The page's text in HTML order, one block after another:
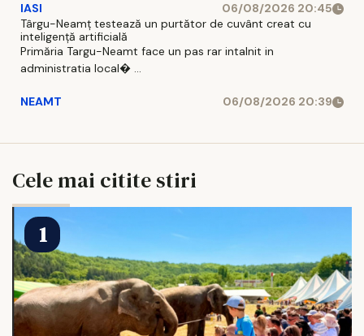
IASI
06/08/2026 20:45
Târgu-Neamț testează un purtător de cuvânt creat cu
inteligență artificială
Primăria Targu-Neamt face un pas rar intalnit in
administratia local� ...
NEAMT 06/08/2026 20:39
Cele mai citite stiri